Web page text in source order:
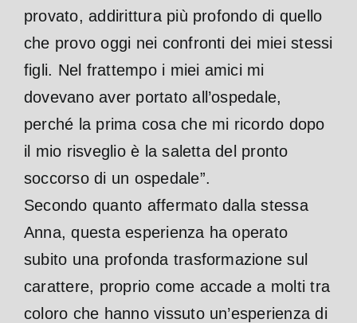
provato, addirittura più profondo di quello
che provo oggi nei confronti dei miei stessi
figli. Nel frattempo i miei amici mi
dovevano aver portato all’ospedale,
perché la prima cosa che mi ricordo dopo
il mio risveglio è la saletta del pronto
soccorso di un ospedale”.
Secondo quanto affermato dalla stessa
Anna, questa esperienza ha operato
subito una profonda trasformazione sul
carattere, proprio come accade a molti tra
coloro che hanno vissuto un’esperienza di